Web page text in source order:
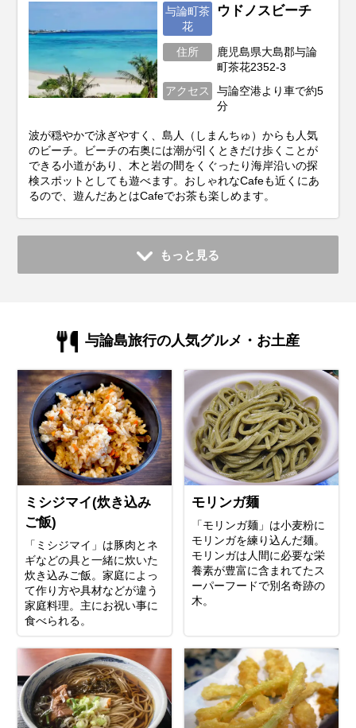
与論町茶
花
ウドノスビーチ
住所
鹿児島県大島郡与論
町茶花2352-3
アクセス
与論空港より車で約5
分
波が穏やかで泳ぎやすく、島人（しまんちゅ）からも人気
のビーチ。ビーチの右奥には潮が引くときだけ歩くことが
できる小道があり、木と岩の間をくぐったり海岸沿いの探
検スポットとしても遊べます。おしゃれなCafeも近くにあ
るので、遊んだあとはCafeでお茶も楽しめます。
もっと見る
与論島旅行の人気グルメ・お土産
ミシジマイ(炊き込み
ご飯)
「ミシジマイ」は豚肉とネ
ギなどの具と一緒に炊いた
炊き込みご飯。家庭によっ
て作り方や具材などが違う
家庭料理。主にお祝い事に
食べられる。
モリンガ麺
「モリンガ麺」は小麦粉に
モリンガを練り込んだ麺。
モリンガは人間に必要な栄
養素が豊富に含まれてたス
ーパーフードで別名奇跡の
木。